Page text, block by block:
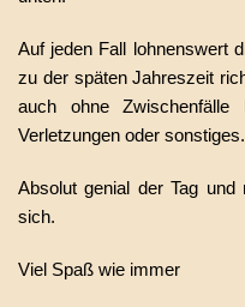
Auf jeden Fall lohnenswert
zu der späten Jahreszeit
auch ohne Zwischenfälle
Verletzungen oder sonstiges.
Absolut genial der Tag
sich.
Viel Spaß wie immer